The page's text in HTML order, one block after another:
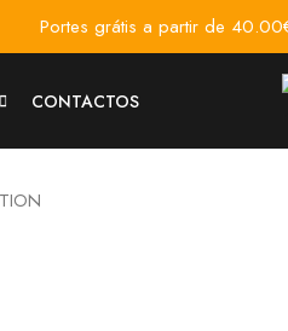
CONTACTOS
Portes grátis a partir de